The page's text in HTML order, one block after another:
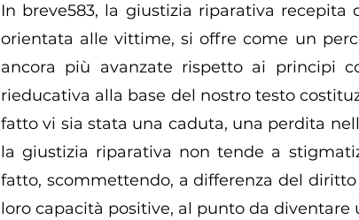
In breve583, la giustizia riparativa
orientata alle vittime, si offre come un
ancora più avanzate rispetto ai principi
rieducativa alla base del nostro testo
fatto vi sia stata una caduta, una perdita
la giustizia riparativa non tende a
fatto, scommettendo, a differenza del
loro capacità positive, al punto da